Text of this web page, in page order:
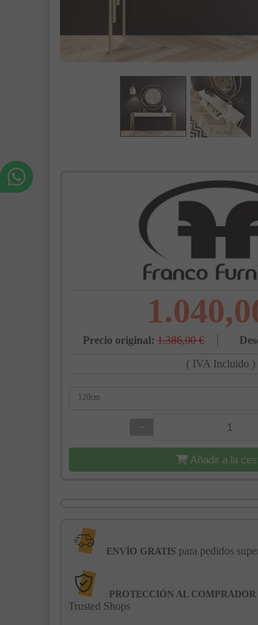
Precio original: 1.386,00 €
( IVA Incluido )
120cm
−
Añadir a la
ENVÍO GRATIS para pedidos
PROTECCIÓN AL COMPRADOR
Trusted Shops